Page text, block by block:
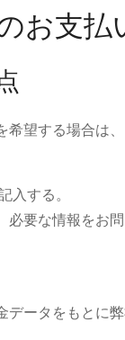
お支払
望する場合は
入する。
要な情報をお
ータをもとに弊